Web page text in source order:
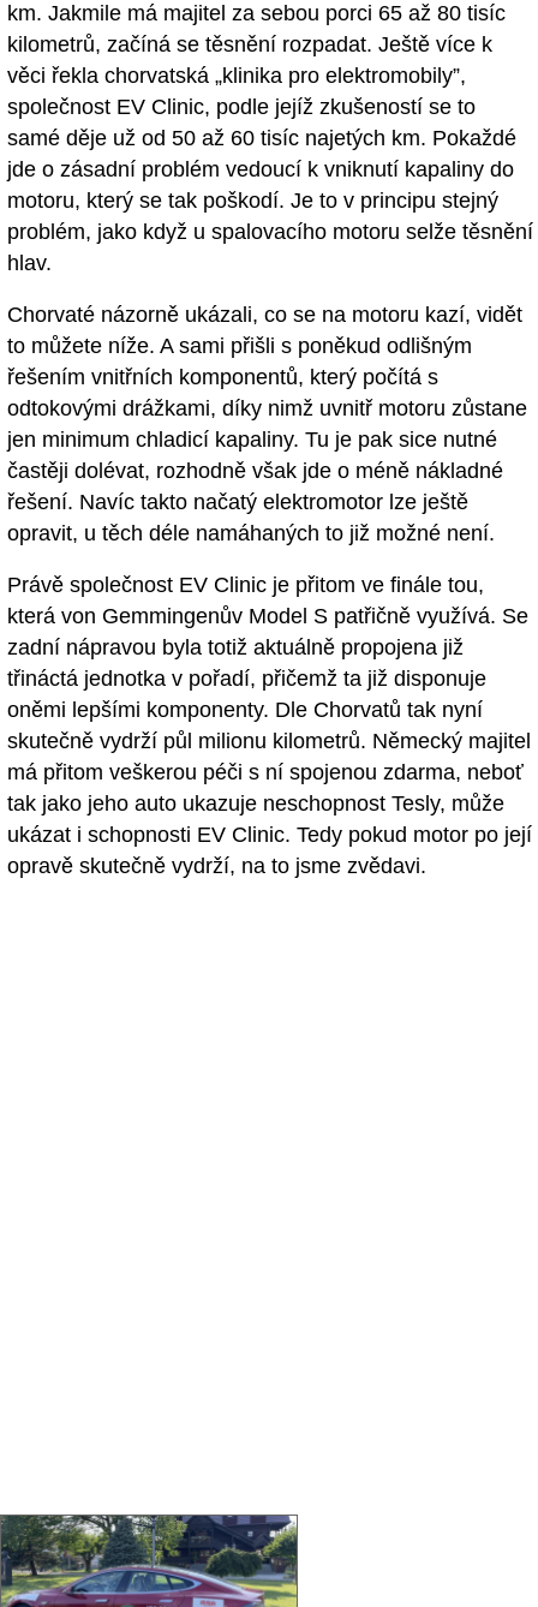
km. Jakmile má majitel za sebou porci 65 až 80 tisíc
kilometrů, začíná se těsnění rozpadat. Ještě více k
věci řekla chorvatská „klinika pro elektromobily”,
společnost EV Clinic, podle jejíž zkušeností se to
samé děje už od 50 až 60 tisíc najetých km. Pokaždé
jde o zásadní problém vedoucí k vniknutí kapaliny do
motoru, který se tak poškodí. Je to v principu stejný
problém, jako když u spalovacího motoru selže těsnění
hlav.
Chorvaté názorně ukázali, co se na motoru kazí, vidět
to můžete níže. A sami přišli s poněkud odlišným
řešením vnitřních komponentů, který počítá s
odtokovými drážkami, díky nimž uvnitř motoru zůstane
jen minimum chladicí kapaliny. Tu je pak sice nutné
častěji dolévat, rozhodně však jde o méně nákladné
řešení. Navíc takto načatý elektromotor lze ještě
opravit, u těch déle namáhaných to již možné není.
Právě společnost EV Clinic je přitom ve finále tou,
která von Gemmingenův Model S patřičně využívá. Se
zadní nápravou byla totiž aktuálně propojena již
třináctá jednotka v pořadí, přičemž ta již disponuje
oněmi lepšími komponenty. Dle Chorvatů tak nyní
skutečně vydrží půl milionu kilometrů. Německý majitel
má přitom veškerou péči s ní spojenou zdarma, neboť
tak jako jeho auto ukazuje neschopnost Tesly, může
ukázat i schopnosti EV Clinic. Tedy pokud motor po její
opravě skutečně vydrží, na to jsme zvědavi.